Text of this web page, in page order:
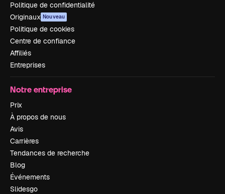
Politique de confidentialité
Originaux Nouveau
Politique de cookies
Centre de confiance
Affiliés
Entreprises
Notre entreprise
Prix
À propos de nous
Avis
Carrières
Tendances de recherche
Blog
Événements
Slidesgo